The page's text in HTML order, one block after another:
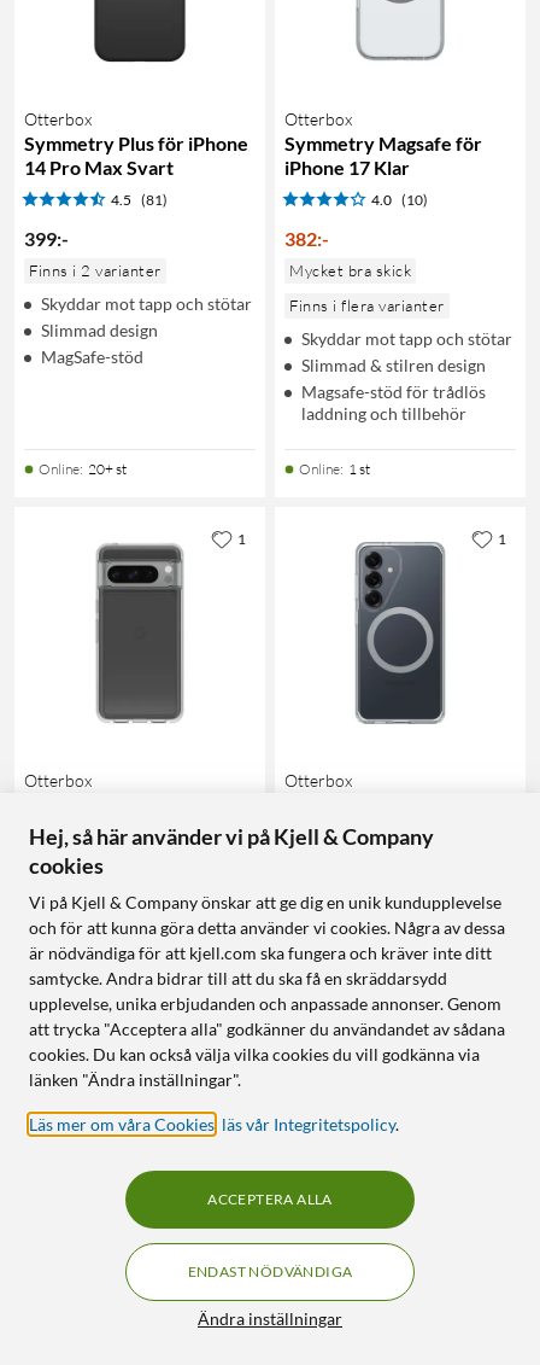
Otterbox
Symmetry Plus för iPhone
14 Pro Max Svart
4.5 (81)
399:-
Finns i 2 varianter
Skyddar mot tapp och stötar
Slimmad design
MagSafe-stöd
Online: 20+ st
Otterbox
Symmetry Magsafe för
iPhone 17 Klar
4.0 (10)
382:-
Mycket bra skick
Finns i flera varianter
Skyddar mot tapp och stötar
Slimmad & stilren design
Magsafe-stöd för trådlös
laddning och tillbehör
Online: 1 st
Otterbox
skal till Google Pixel 8 Pro
349:-
Tåligt och stilrent
Höjda kanter skyddar
kamera och skärm
Tillverkad med mer än 50%
återvunnen plast
Online 20+ st
1
Otterbox
med magneter till Galaxy
S26 Clear
Falltestad 3× militär
standard
Qi2-magneter för
snabbladdning
Minst 40 % återvunnet
material
1
Hej, så här använder vi på Kjell & Company
cookies
Vi på Kjell & Company önskar att ge dig en unik kundupplevelse
och för att kunna göra detta använder vi cookies. Några av dessa
är nödvändiga för att kjell.com ska fungera och kräver inte ditt
samtycke. Andra bidrar till att du ska få en skräddarsydd
upplevelse, unika erbjudanden och anpassade annonser. Genom
att trycka "Acceptera alla" godkänner du användandet av sådana
cookies. Du kan också välja vilka cookies du vill godkänna via
länken "Ändra inställningar".
Läs mer om våra Cookies läs vår Integritetspolicy.
Ändra inställningar
ENDAST NÖDVÄNDIGA
ACCEPTERA ALLA